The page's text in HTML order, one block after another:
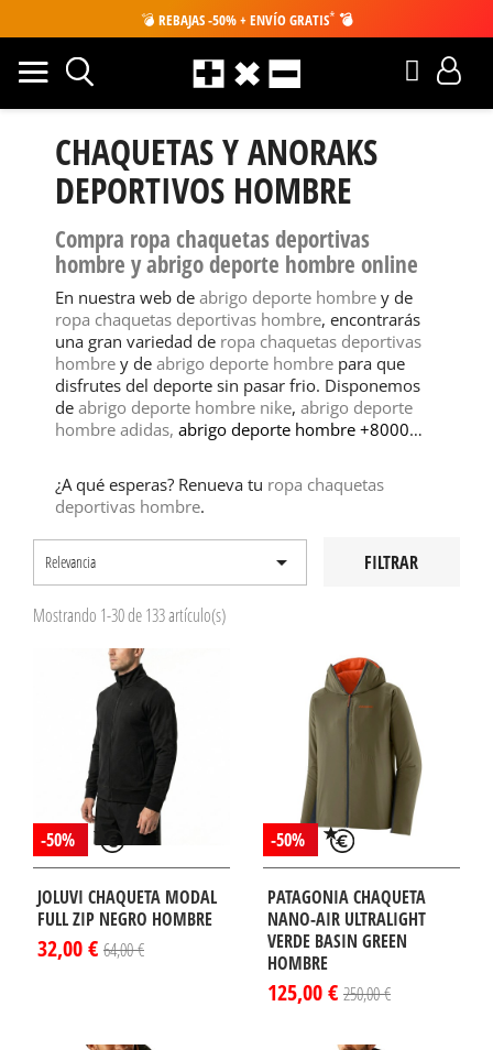
💣 REBAJAS -50% + ENVÍO GRATIS* 💣
CHAQUETAS Y ANORAKS
DEPORTIVOS HOMBRE
Compra ropa chaquetas deportivas
hombre y abrigo deporte hombre online
En nuestra web de abrigo deporte hombre y de
ropa chaquetas deportivas hombre, encontrarás
una gran variedad de ropa chaquetas deportivas
hombre y de abrigo deporte hombre para que
disfrutes del deporte sin pasar frio. Disponemos
de abrigo deporte hombre nike, abrigo deporte
hombre adidas, abrigo deporte hombre +8000…
¿A qué esperas? Renueva tu ropa chaquetas
deportivas hombre.
Relevancia  FILTRAR
Mostrando 1-30 de 133 artículo(s)
-50%
JOLUVI CHAQUETA MODAL
FULL ZIP NEGRO HOMBRE
32,00 € 64,00 €
-50%
PATAGONIA CHAQUETA
NANO-AIR ULTRALIGHT
VERDE BASIN GREEN
HOMBRE
125,00 € 250,00 €